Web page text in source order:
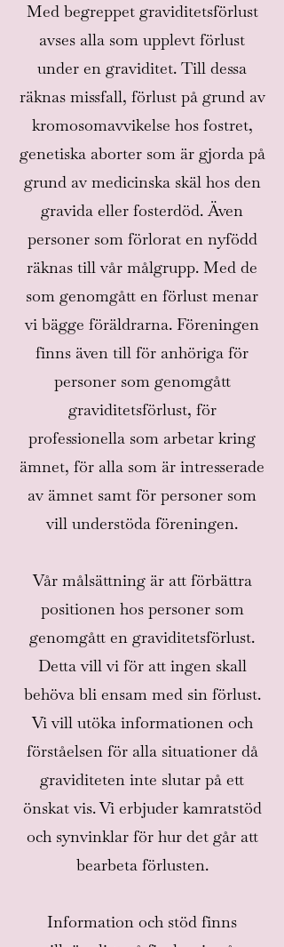
Med begreppet graviditetsförlust
avses alla som upplevt förlust
under en graviditet. Till dessa
räknas missfall, förlust på grund av
kromosomavvikelse hos fostret,
genetiska aborter som är gjorda på
grund av medicinska skäl hos den
gravida eller fosterdöd. Även
personer som förlorat en nyfödd
räknas till vår målgrupp. Med de
som genomgått en förlust menar
vi bägge föräldrarna. Föreningen
finns även till för anhöriga för
personer som genomgått
graviditetsförlust, för
professionella som arbetar kring
ämnet, för alla som är intresserade
av ämnet samt för personer som
vill understöda föreningen.
Vår målsättning är att förbättra
positionen hos personer som
genomgått en graviditetsförlust.
Detta vill vi för att ingen skall
behöva bli ensam med sin förlust.
Vi vill utöka informationen och
förståelsen för alla situationer då
graviditeten inte slutar på ett
önskat vis. Vi erbjuder kamratstöd
och synvinklar för hur det går att
bearbeta förlusten.
Information och stöd finns